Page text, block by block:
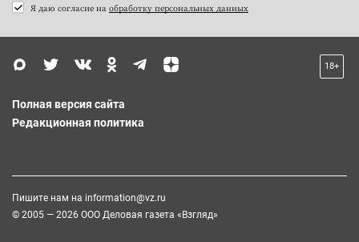
Я даю согласие на обработку персональных данных
18+
Полная версия сайта
Редакционная политика
Пишите нам на information@vz.ru
© 2005 — 2026 ООО Деловая газета «Взгляд»